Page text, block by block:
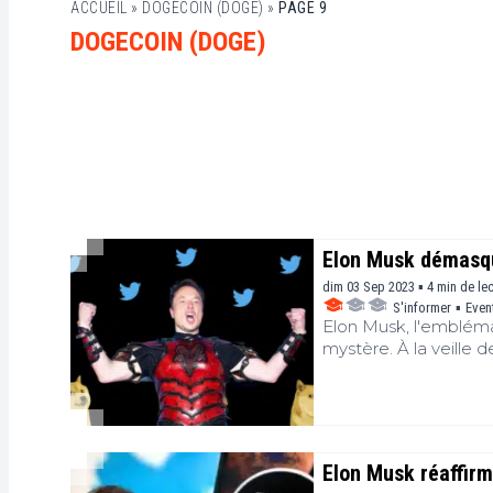
ACCUEIL » DOGECOIN (DOGE) » PAGE 9
DOGECOIN (DOGE)
Elon Musk
dim 03 Sep 2023 ▪ 4 min de
S'informer ▪
Elon Musk,
mystère. À la veille
Elon Musk